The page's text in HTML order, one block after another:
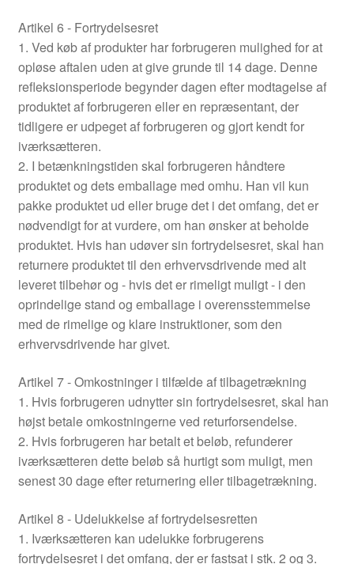
Artikel 6 - Fortrydelsesret
1. Ved køb af produkter har forbrugeren mulighed for at
opløse aftalen uden at give grunde til 14 dage. Denne
refleksionsperiode begynder dagen efter modtagelse af
produktet af forbrugeren eller en repræsentant, der
tidligere er udpeget af forbrugeren og gjort kendt for
iværksætteren.
2. I betænkningstiden skal forbrugeren håndtere
produktet og dets emballage med omhu. Han vil kun
pakke produktet ud eller bruge det i det omfang, det er
nødvendigt for at vurdere, om han ønsker at beholde
produktet. Hvis han udøver sin fortrydelsesret, skal han
returnere produktet til den erhvervsdrivende med alt
leveret tilbehør og - hvis det er rimeligt muligt - i den
oprindelige stand og emballage i overensstemmelse
med de rimelige og klare instruktioner, som den
erhvervsdrivende har givet.
Artikel 7 - Omkostninger i tilfælde af tilbagetrækning
1. Hvis forbrugeren udnytter sin fortrydelsesret, skal han
højst betale omkostningerne ved returforsendelse.
2. Hvis forbrugeren har betalt et beløb, refunderer
iværksætteren dette beløb så hurtigt som muligt, men
senest 30 dage efter returnering eller tilbagetrækning.
Artikel 8 - Udelukkelse af fortrydelsesretten
1. Iværksætteren kan udelukke forbrugerens
fortrydelsesret i det omfang, der er fastsat i stk. 2 og 3.